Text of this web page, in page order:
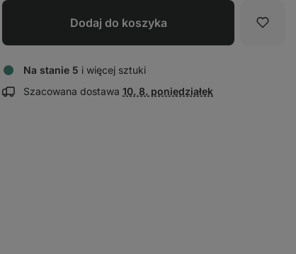
Dodaj do koszyka
Na stanie 5 i więcej sztuki
Szacowana dostawa Wyświetl
10. 8. poniedziałek